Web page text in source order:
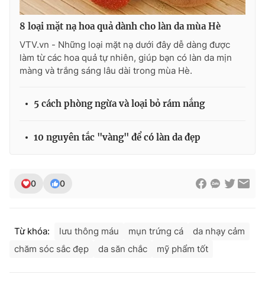
8 loại mặt nạ hoa quả dành cho làn da mùa Hè
VTV.vn - Những loại mặt nạ dưới đây dễ dàng được
làm từ các hoa quả tự nhiên, giúp bạn có làn da mịn
màng và trắng sáng lâu dài trong mùa Hè.
5 cách phòng ngừa và loại bỏ rám nắng
10 nguyên tắc "vàng" để có làn da đẹp
0 0
Từ khóa: lưu thông máu mụn trứng cá
da nhạy cảm
chăm sóc sắc đẹp
da săn chắc mỹ phẩm tốt